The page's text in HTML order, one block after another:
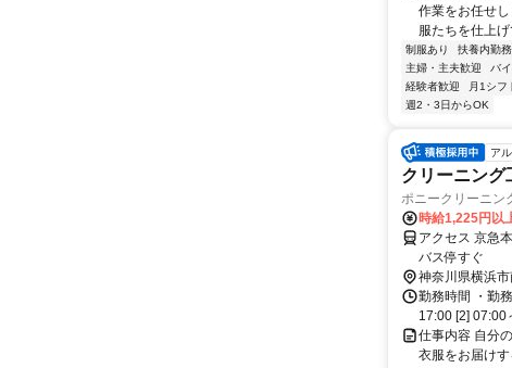
作業をお任せ
服たちを仕上
制服あり 扶養内勤
主婦・主夫歓迎
バ
経験者歓迎
月1シフ
週2・3日からOK
ア
クリーニング
ポニークリーニ
時給1,225円以
アクセス 京急
バス停すぐ
神奈川県横浜市
勤務時間 ・勤
17:00 [2] 07:00
仕事内容 自分
衣服をお届け